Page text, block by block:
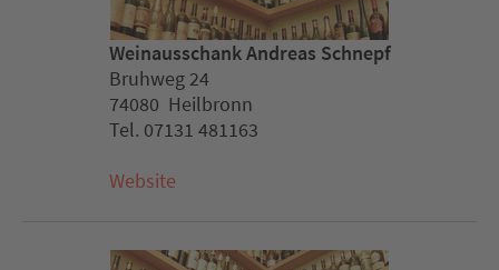
Weinausschank Andreas Schnepf
Bruhweg 24
74080 Heilbronn
Tel. 07131 481163
Website